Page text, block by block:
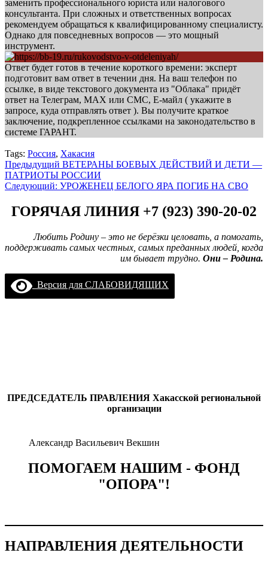
заменить профессионального юриста или налогового
консультанта. При сложных и ответственных вопросах
рекомендуем обращаться к квалифицированному специалисту.
Однако для повседневных вопросов — это мощный
инструмент.
Ответ будет готов в течение короткого времени: эксперт
подготовит вам ответ в течении дня. На ваш телефон по
ссылке, в виде текстового документа из "Облака" придёт
ответ на Телеграм, МАХ или СМС, Е-майл ( укажите в
запросе, куда отправлять ответ ). Вы получите краткое
заключение, подкрепленное ссылками на законодательство в
системе ГАРАНТ.
Tags: Россия, Хакасия
Навигация
записи
Предыдущий ВЕТЕРАНЫ БОЕВЫХ ДЕЙСТВИЙ И ДЕТИ —
ПАТРИОТЫ РОССИИ
Следующий: УРОЖЕНЕЦ БЕЛОГО ЯРА ПОГИБ НА СВО
ГОРЯЧАЯ ЛИНИЯ +7 (923) 390-20-02
Любить Родину – это не берёзки целовать, а помогать,
поддерживать самых честных, самых преданных людей, когда
им бывает трудно. Они – Родина.
Версия для СЛАБОВИДЯЩИХ
ПРЕДСЕДАТЕЛЬ ПРАВЛЕНИЯ Хакасской региональной
организации
Александр Васильевич Векшин
ПОМОГАЕМ НАШИМ - ФОНД
"ОПОРА"!
НАПРАВЛЕНИЯ ДЕЯТЕЛЬНОСТИ